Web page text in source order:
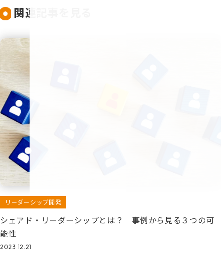
関連記事を見る
リーダーシップ開発
シェアド・リーダーシップとは？ 事例から見る３つの可
能性
2023.12.21